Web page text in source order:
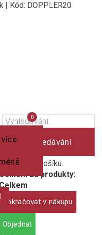
| Kód: DOPPLER20
Vyhledávání
produkt v košíku.
za produkty:
Pokračovat v nákupu
Objednat
Porovnání
produktů
0